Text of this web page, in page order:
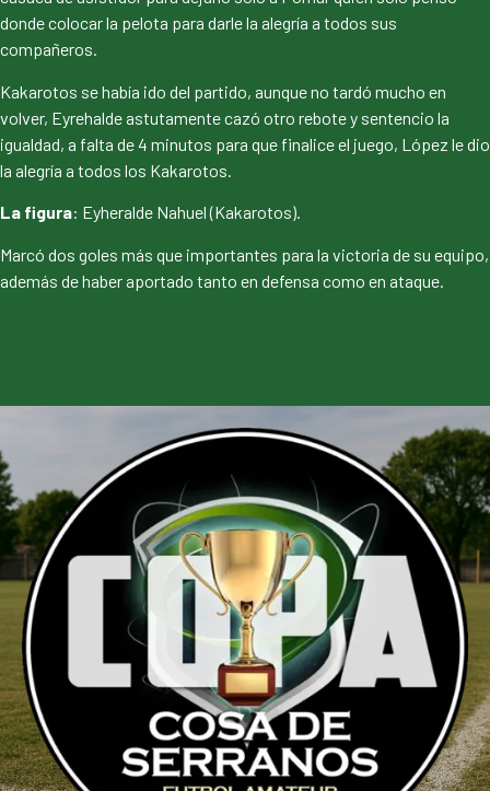
donde colocar la pelota para darle la alegría a todos sus
compañeros.
Kakarotos se había ido del partido, aunque no tardó mucho en
volver, Eyrehalde astutamente cazó otro rebote y sentencio la
igualdad, a falta de 4 minutos para que finalice el juego, López le dio
la alegría a todos los Kakarotos.
La figura: Eyheralde Nahuel (Kakarotos).
Marcó dos goles más que importantes para la victoria de su equipo,
además de haber aportado tanto en defensa como en ataque.